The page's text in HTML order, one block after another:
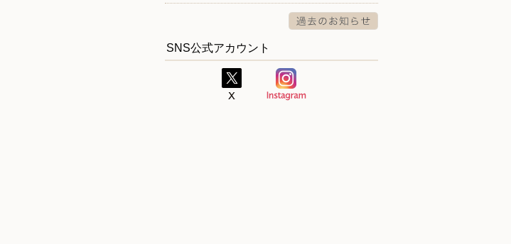
SNS公式アカウント